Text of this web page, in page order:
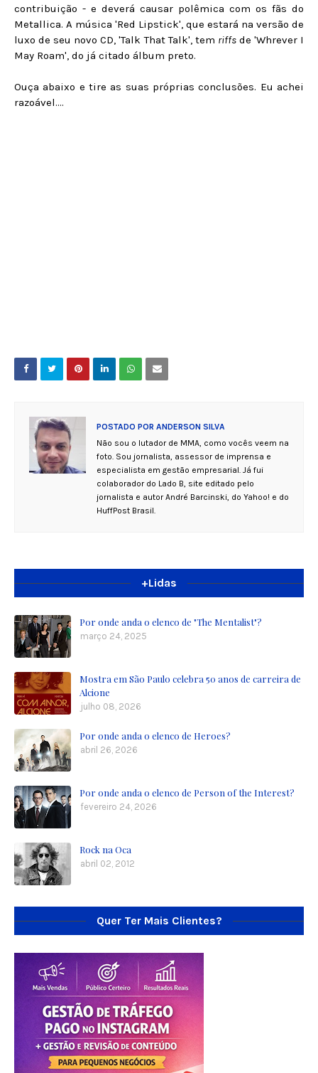
contribuição - e deverá causar polêmica com os fãs do
Metallica. A música 'Red Lipstick', que estará na versão de
luxo de seu novo CD, 'Talk That Talk', tem riffsde 'Whrever I
May Roam', do já citado álbum preto.
Ouça abaixo e tire as suas próprias conclusões. Eu achei
razoável....
POSTADO POR ANDERSON SILVA
Não sou o lutador de MMA, como vocês veem na
foto. Sou jornalista, assessor de imprensa e
especialista em gestão empresarial. Já fui
colaborador do Lado B, site editado pelo
jornalista e autor André Barcinski, do Yahoo! e do
HuffPost Brasil.
+Lidas
Por onde anda o elenco de "The Mentalist"?
março 24, 2025
Mostra em São Paulo celebra 50 anos de carreira de
Alcione
julho 08, 2026
Por onde anda o elenco de Heroes?
abril 26, 2026
Por onde anda o elenco de Person of the Interest?
fevereiro 24, 2026
Rock na Oca
abril 02, 2012
Quer Ter Mais Clientes?